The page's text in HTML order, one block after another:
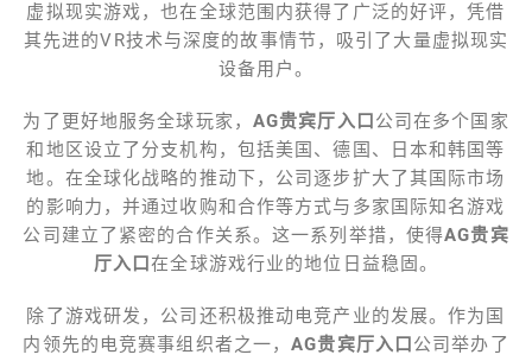
虚拟现实游戏，也在全球范围内获得了广泛的好评，凭借
其先进的VR技术与深度的故事情节，吸引了大量虚拟现实
设备用户。
为了更好地服务全球玩家， AG贵宾厅入口公司在多个国家
和地区设立了分支机构，包括美国、德国、日本和韩国等
地。在全球化战略的推动下，公司逐步扩大了其国际市场
的影响力，并通过收购和合作等方式与多家国际知名游戏
公司建立了紧密的合作关系。这一系列举措，使得AG贵宾
厅入口在全球游戏行业的地位日益稳固。
除了游戏研发，公司还积极推动电竞产业的发展。作为国
内领先的电竞赛事组织者之一，AG贵宾厅入口公司举办了